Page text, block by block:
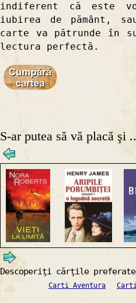
indiferent că este
iubirea de pământ,
carte va pătrunde în
lectura perfectă.
S-ar putea să vă placă şi
Descoperiţi cărţile
Carti Aventura